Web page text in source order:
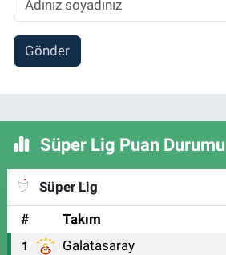
Gönder
Süper Lig Puan Durumu
Süper Lig
#
Takım
1 Galatasaray